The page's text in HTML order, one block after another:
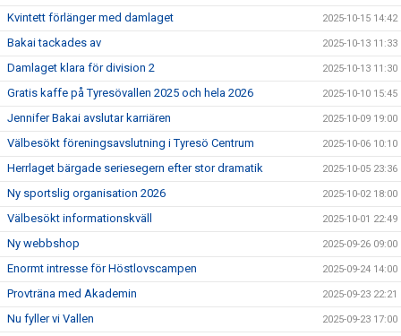
Kvintett förlänger med damlaget 2025-10-15 14:42
Bakai tackades av 2025-10-13 11:33
Damlaget klara för division 2 2025-10-13 11:30
Gratis kaffe på Tyresövallen 2025 och hela 2026 2025-10-10 15:45
Jennifer Bakai avslutar karriären 2025-10-09 19:00
Välbesökt föreningsavslutning i Tyresö Centrum 2025-10-06 10:10
Herrlaget bärgade seriesegern efter stor dramatik 2025-10-05 23:36
Ny sportslig organisation 2026 2025-10-02 18:00
Välbesökt informationskväll 2025-10-01 22:49
Ny webbshop 2025-09-26 09:00
Enormt intresse för Höstlovscampen 2025-09-24 14:00
Provträna med Akademin 2025-09-23 22:21
Nu fyller vi Vallen 2025-09-23 17:00